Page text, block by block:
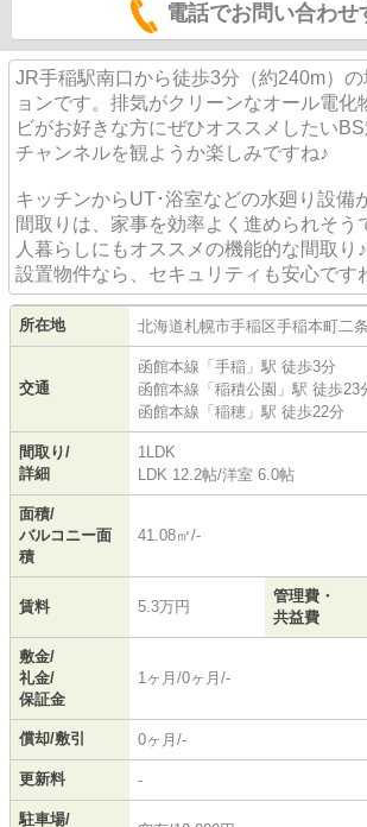
電話でお問い合わせ
JR手稲駅南口から徒歩3分（約240m）
ョンです。排気がクリーンなオール電化
ビがお好きな方にぜひオススメしたい
チャンネルを観ようか楽しみですね♪
キッチンからUT･浴室などの水廻り設備
間取りは、家事を効率よく進められそう
人暮らしにもオススメの機能的な間取
設置物件なら、セキュリティも安心です
所在地 北海道札幌市手稲区手稲本町二条
交通
函館本線 「 手稲 」駅 徒歩3分
函館本線 「 稲積公園 」駅 徒歩23
函館本線 「 稲穂 」駅 徒歩22分
間取り/
詳細
1LDK
LDK 12.2帖/洋室 6.0帖
面積/
バルコニー面
積
41.08㎡/-
賃料 5.3万円
管理費・
共益費
敷金/
礼金/
保証金
1ヶ月/0ヶ月/-
償却/敷引 0ヶ月/-
更新料 -
駐車場/